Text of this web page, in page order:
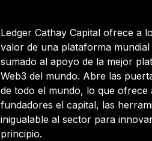
Ledger Cathay Capital ofrece a
valor de una plataforma
sumado al apoyo de la mejor
Web3 del mundo. Abre las
de todo el mundo, lo que ofrece
fundadores el capital, las
inigualable al sector para
principio.